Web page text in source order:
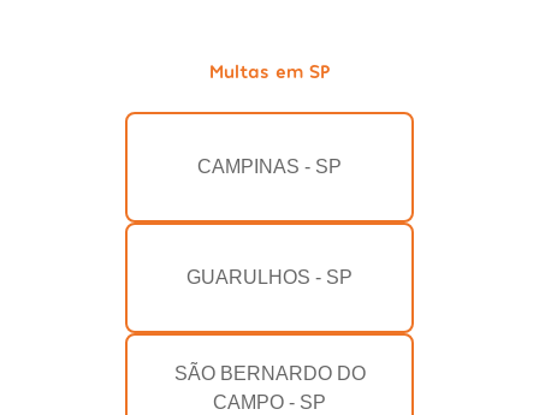
Multas em SP
CAMPINAS - SP
GUARULHOS - SP
SÃO BERNARDO DO
CAMPO - SP